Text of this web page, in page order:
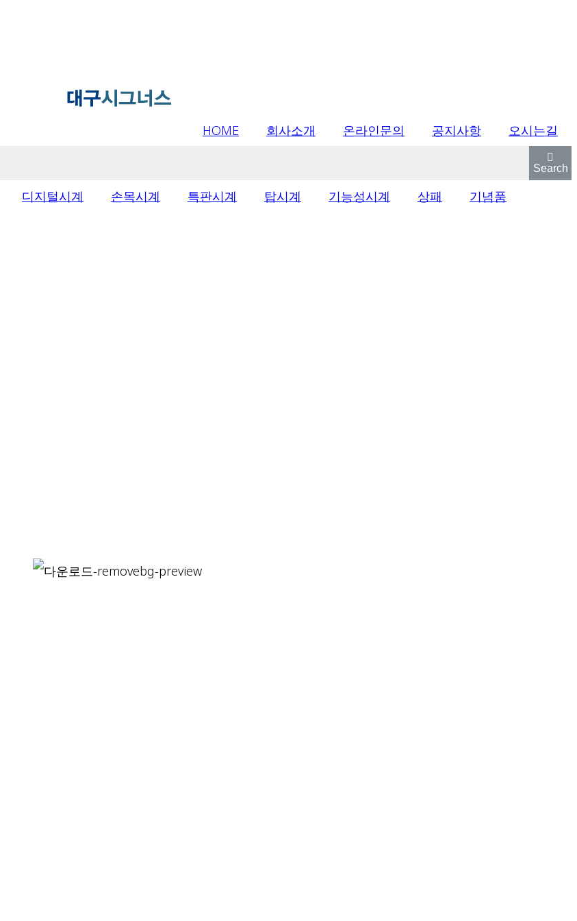
HOME 회사소개 온라인문의 공지사항 오시는길
Search
디지털시계 손목시계 특판시계 탑시계 기능성시계 상패 기념품